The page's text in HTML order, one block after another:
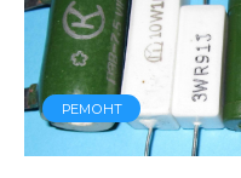
РЕМОНТ